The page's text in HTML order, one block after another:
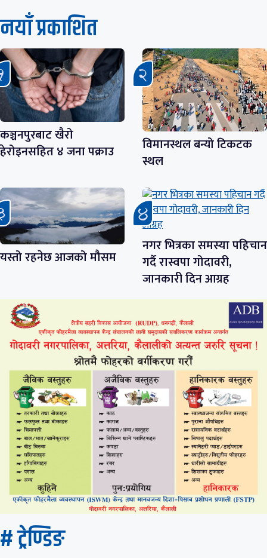
नयाँ प्रकाशित
कञ्चनपुरबाट खैरो
हेरोइनसहित ४ जना पक्राउ
विमानस्थल बन्यो टिकटक
स्थल
यस्तो रहनेछ आजको मौसम
नगर भित्रका समस्या पहिचान
गर्दै रास्वपा गोदावरी,
जानकारी दिन आग्रह
# ट्रेण्डिङ